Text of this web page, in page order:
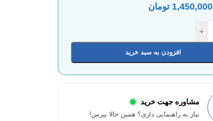
1,450,000 تومان
+
افزودن به سبد خرید
مشاوره جهت خرید
نیاز به راهنمایی داری؟ همین حالا بپرس!